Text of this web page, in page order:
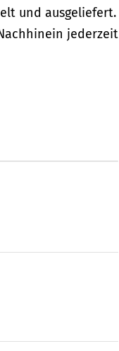
und ausgeliefert.
jederzeit